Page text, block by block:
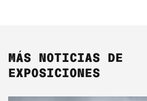
MÁS NOTICIAS DE
EXPOSICIONES